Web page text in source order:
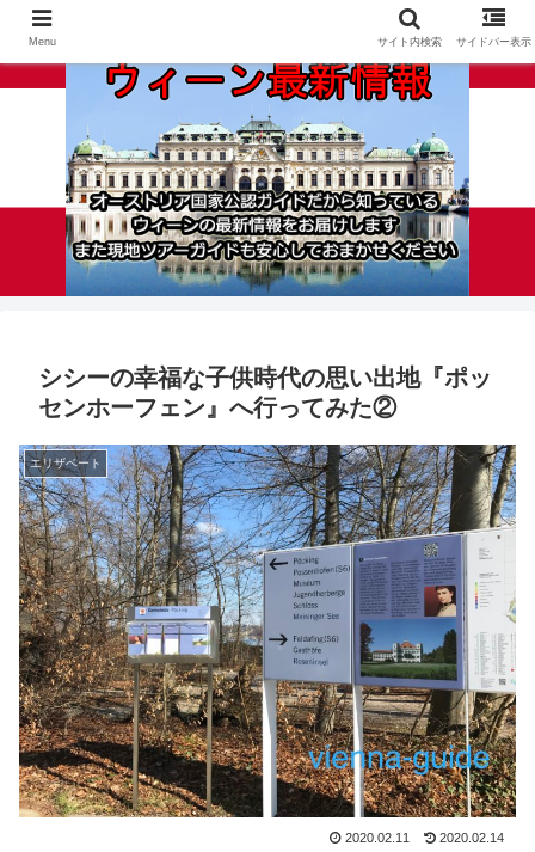
シシーの幸福な子供時代の思い出地『ポッ
センホーフェン』へ行ってみた②
エリザベート
2020.02.11 2020.02.14
Menu サイト内検索 サイドバー表示